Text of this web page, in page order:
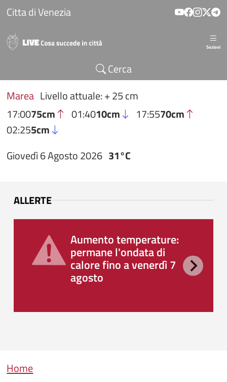
Salta al contenuto principale
Citta di Venezia
Sezioni
Cerca
Marea Livello attuale: + 25 cm
17:0075cm 01:4010cm 17:5570cm
02:255cm
Giovedì 6 Agosto 2026 31°C
ALLERTE
Aumento temperature:
permane l'ondata di
calore fino a venerdì 7
agosto
Briciole di pane
Home